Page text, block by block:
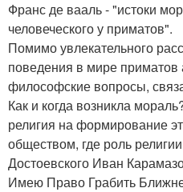
Франс де вааль - "истоки
человеческого у приматов".
Помимо увлекательного
поведения в мире приматов
философские вопросы,
Как и когда возникла
религия на формирование
обществом, где роль
Достоевского Иван
Имею Право Грабить